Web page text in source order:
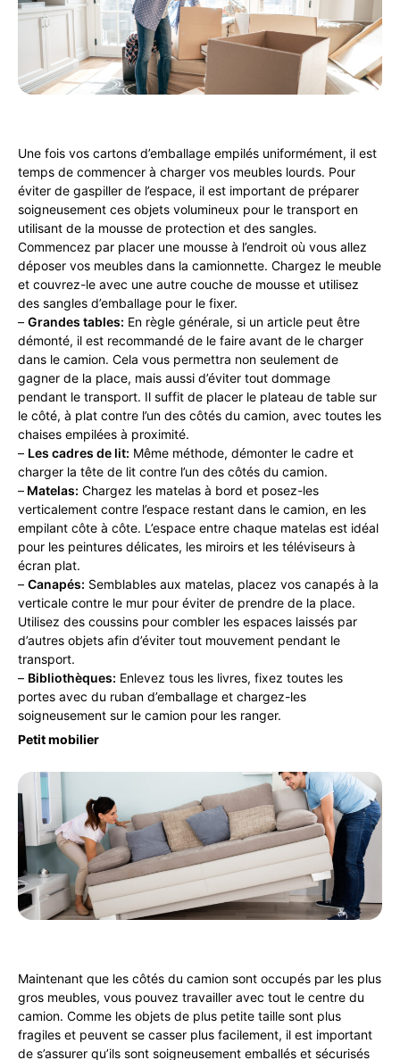
Une fois vos cartons d’emballage empilés uniformément, il est
temps de commencer à charger vos meubles lourds. Pour
éviter de gaspiller de l’espace, il est important de préparer
soigneusement ces objets volumineux pour le transport en
utilisant de la mousse de protection et des sangles.
Commencez par placer une mousse à l’endroit où vous allez
déposer vos meubles dans la camionnette. Chargez le meuble
et couvrez-le avec une autre couche de mousse et utilisez
des sangles d’emballage pour le fixer.
– Grandes tables: En règle générale, si un article peut être
démonté, il est recommandé de le faire avant de le charger
dans le camion. Cela vous permettra non seulement de
gagner de la place, mais aussi d’éviter tout dommage
pendant le transport. Il suffit de placer le plateau de table sur
le côté, à plat contre l’un des côtés du camion, avec toutes les
chaises empilées à proximité.
– Les cadres de lit: Même méthode, démonter le cadre et
charger la tête de lit contre l’un des côtés du camion.
– Matelas: Chargez les matelas à bord et posez-les
verticalement contre l’espace restant dans le camion, en les
empilant côte à côte. L’espace entre chaque matelas est idéal
pour les peintures délicates, les miroirs et les téléviseurs à
écran plat.
– Canapés: Semblables aux matelas, placez vos canapés à la
verticale contre le mur pour éviter de prendre de la place.
Utilisez des coussins pour combler les espaces laissés par
d’autres objets afin d’éviter tout mouvement pendant le
transport.
– Bibliothèques: Enlevez tous les livres, fixez toutes les
portes avec du ruban d’emballage et chargez-les
soigneusement sur le camion pour les ranger.
Petit mobilier
Maintenant que les côtés du camion sont occupés par les plus
gros meubles, vous pouvez travailler avec tout le centre du
camion. Comme les objets de plus petite taille sont plus
fragiles et peuvent se casser plus facilement, il est important
de s’assurer qu’ils sont soigneusement emballés et sécurisés